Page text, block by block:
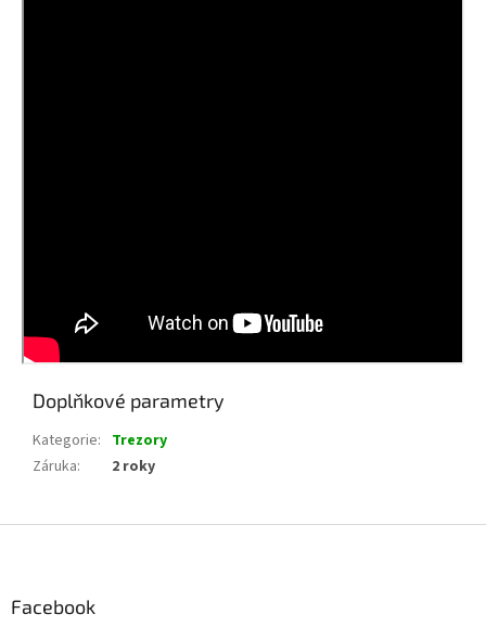
Doplňkové parametry
Kategorie: Trezory
Záruka: 2 roky
Facebook